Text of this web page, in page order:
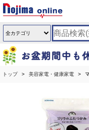
トップ 美容家電・健康家電